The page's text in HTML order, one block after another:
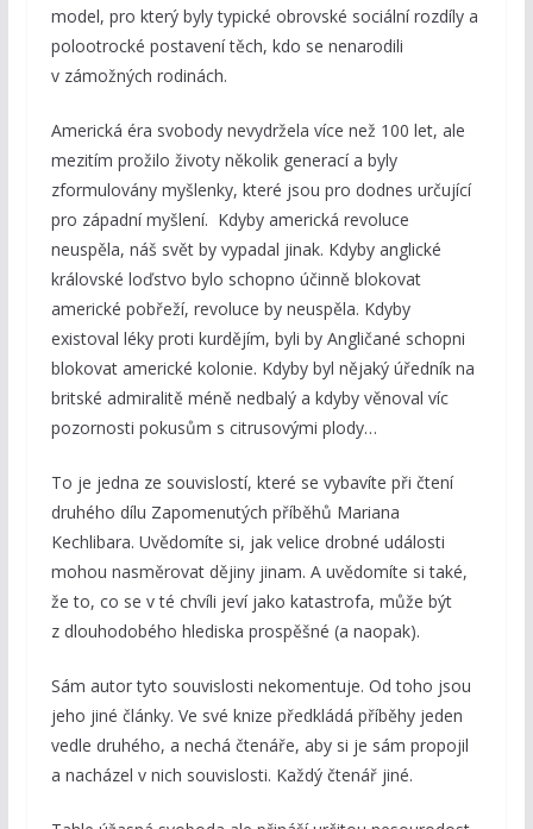
model, pro který byly typické obrovské sociální rozdíly a
polootrocké postavení těch, kdo se nenarodili
v zámožných rodinách.
Americká éra svobody nevydržela více než 100 let, ale
mezitím prožilo životy několik generací a byly
zformulovány myšlenky, které jsou pro dodnes určující
pro západní myšlení. Kdyby americká revoluce
neuspěla, náš svět by vypadal jinak. Kdyby anglické
královské loďstvo bylo schopno účinně blokovat
americké pobřeží, revoluce by neuspěla. Kdyby
existoval léky proti kurdějím, byli by Angličané schopni
blokovat americké kolonie. Kdyby byl nějaký úředník na
britské admiralitě méně nedbalý a kdyby věnoval víc
pozornosti pokusům s citrusovými plody…
To je jedna ze souvislostí, které se vybavíte při čtení
druhého dílu Zapomenutých příběhů Mariana
Kechlibara. Uvědomíte si, jak velice drobné události
mohou nasměrovat dějiny jinam. A uvědomíte si také,
že to, co se v té chvíli jeví jako katastrofa, může být
z dlouhodobého hlediska prospěšné (a naopak).
Sám autor tyto souvislosti nekomentuje. Od toho jsou
jeho jiné články. Ve své knize předkládá příběhy jeden
vedle druhého, a nechá čtenáře, aby si je sám propojil
a nacházel v nich souvislosti. Každý čtenář jiné.